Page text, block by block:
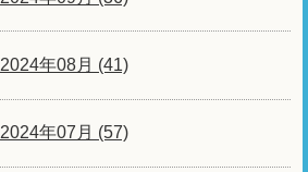
2024年08月 (41)
2024年07月 (57)